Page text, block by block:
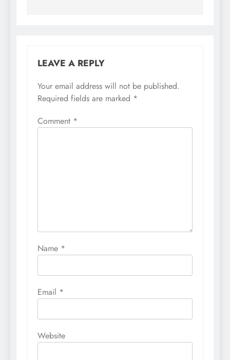
LEAVE A REPLY
Your email address will not be published.
Required fields are marked *
Comment *
Name *
Email *
Website